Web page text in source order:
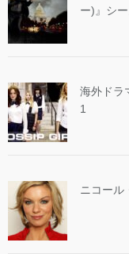
ー)』シ
海外ドラ
1
ニコール